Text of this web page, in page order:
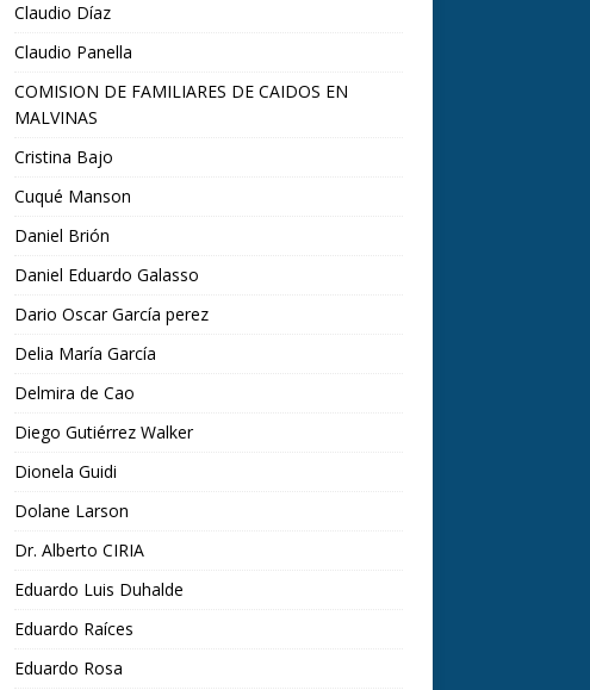
Claudio Díaz
Claudio Panella
COMISION DE FAMILIARES DE CAIDOS EN
MALVINAS
Cristina Bajo
Cuqué Manson
Daniel Brión
Daniel Eduardo Galasso
Dario Oscar García perez
Delia María García
Delmira de Cao
Diego Gutiérrez Walker
Dionela Guidi
Dolane Larson
Dr. Alberto CIRIA
Eduardo Luis Duhalde
Eduardo Raíces
Eduardo Rosa